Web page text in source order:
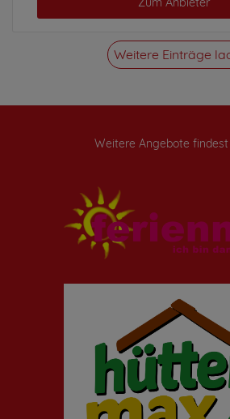
Weitere Einträge
Weitere Angebote